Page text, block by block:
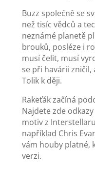
Buzz společně se
než tisíc vědců a
neznámé planetě
brouků, posléze i
musí čelit, musí
se při havárii
Tolik k ději.
Rakeťák začíná
Najdete zde
motiv z
například Chris
vám houby platné,
verzi.